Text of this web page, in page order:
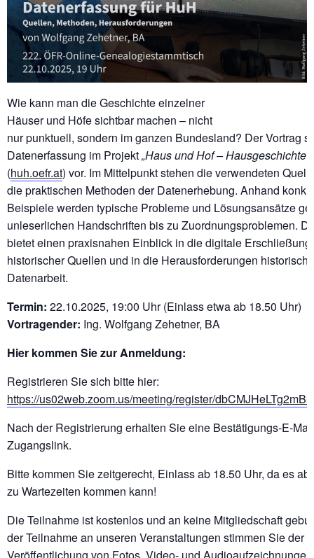
Wie kann man die Geschichte einzelner
Häuser und Höfe sichtbar machen – nicht
nur punktuell, sondern im ganzen Bundesland? Der Vortrag
Datenerfassung im Projekt„Haus und Hof – Hausgeschichte
(huh.oefr.at) vor. Im Mittelpunkt stehen die verwendeten
die praktischen Methoden der Datenerhebung. Anhand
Beispiele werden typische Probleme und Lösungsansätze
unleserlichen Handschriften bis zu Zuordnungsproblemen.
bietet einen praxisnahen Einblick in die digitale Erschließung
historischer Quellen und in die Herausforderungen
Datenarbeit.
Termin: 22.10.2025, 19:00 Uhr (Einlass etwa ab 18.50 Uhr)
Vortragender: Ing. Wolfgang Zehetner, BA
Hier kommen Sie zur Anmeldung:
Registrieren Sie sich bitte hier:
https://us02web.zoom.us/meeting/register/
Nach der Registrierung erhalten Sie eine Bestätigungs-E-
Zugangslink.
Bitte kommen Sie zeitgerecht, Einlass ab 18.50 Uhr, da es ab
zu Wartezeiten kommen kann!
Die Teilnahme ist kostenlos und an keine Mitgliedschaft
der Teilnahme an unseren Veranstaltungen stimmen Sie der